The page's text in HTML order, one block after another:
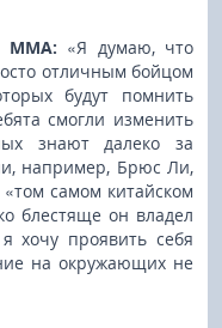
ММА: «Я думаю, что
отличным бойцом
будут помнить
смогли изменить
знают далеко за
например, Брюс Ли,
самом китайском
блестяще он владел
хочу проявить себя
на окружающих не